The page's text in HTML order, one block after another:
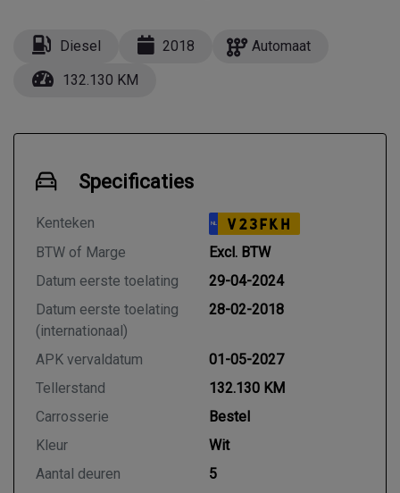
Diesel 2018
Automaat
132.130 KM
Specificaties
Kenteken NL V23FKH
BTW of Marge
Excl. BTW
Datum eerste toelating
29-04-2024
Datum eerste toelating
(internationaal)
28-02-2018
APK vervaldatum
01-05-2027
Tellerstand
132.130 KM
Carrosserie
Bestel
Kleur
Wit
Aantal deuren
5